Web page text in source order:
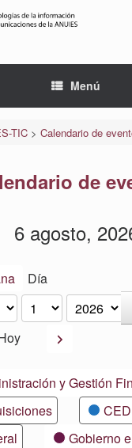
Menú
TIC> Calendario de
de
6 agosto,
Día
Siguiente
y Gestión
Gobierno